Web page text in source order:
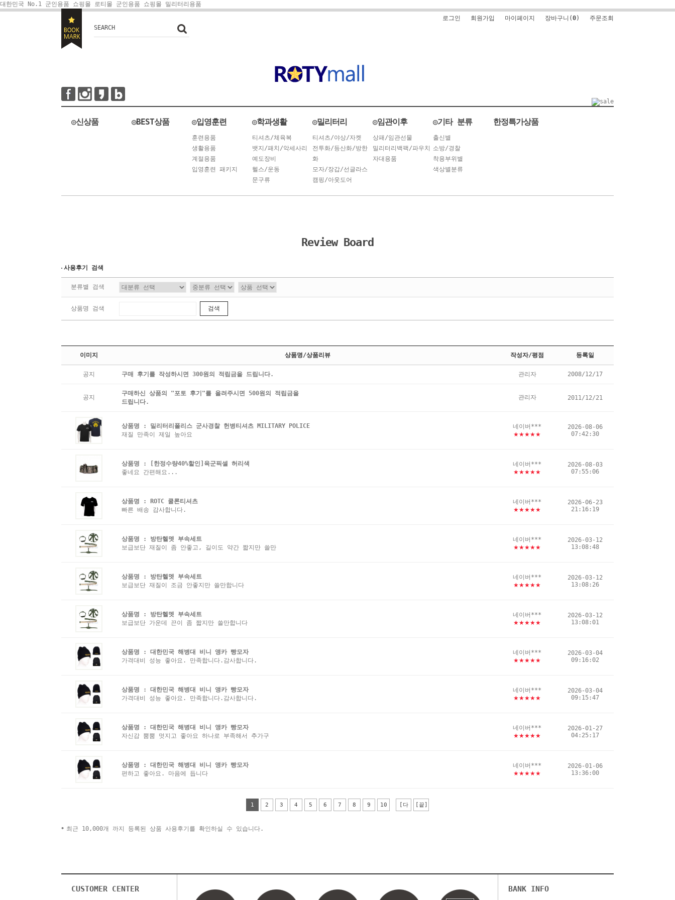
대한민국 No.1 군인용품 쇼핑몰 로티몰 군인용품 쇼핑몰 밀리터리용품
SEARCH
로그인 회원가입 마이페이지 장바구니(0) 주문조회
◎신상품 ◎BEST상품 ◎입영훈련
훈련용품
생활용품
계절용품
입영훈련 패키지
◎학과생활
티셔츠/체육복
뱃지/패치/악세사리
예도장비
헬스/운동
문구류
◎밀리터리
티셔츠/야상/자켓
전투화/등산화/방한
화
모자/장갑/선글라스
캠핑/아웃도어
◎임관이후
상패/임관선물
밀리터리백팩/파우치
자대용품
◎기타 분류
출신별
소방/경찰
착용부위별
색상별분류
한정특가상품
Review Board
사용후기 검색
분류별 검색
상품명 검색 검색
이미지 상품명/상품리뷰 작성자/평점 등록일
공지 구매 후기를 작성하시면 300원의 적립금을 드립니다. 관리자 2008/12/17
공지
구매하신 상품의 "포토 후기"를 올려주시면 500원의 적립금을
드립니다.
관리자 2011/12/21
상품명 : 밀리터리폴리스 군사경찰 헌병티셔츠 MILITARY POLICE
재질 만족이 제일 높아요
네이버***
★★★★★
2026-08-06
07:42:30
상품명 :
[한정수량40%할인]육군픽셀 허리색
좋네요 간편해요...
네이버***
★★★★★
2026-08-03
07:55:06
상품명 :
ROTC 쿨론티셔츠
빠른 배송 감사합니다.
네이버***
★★★★★
2026-06-23
21:16:19
상품명 : 방탄헬멧 부속세트
보급보단 재질이 좀 안좋고, 길이도 약간 짧지만 쓸만
네이버***
★★★★★
2026-03-12
13:08:48
상품명 : 방탄헬멧 부속세트
보급보단 재질이 조금 안좋지만 쓸만합니다
네이버***
★★★★★
2026-03-12
13:08:26
상품명 : 방탄헬멧 부속세트
보급보단 가운데 끈이 좀 짧지만 쓸만합니다
네이버***
★★★★★
2026-03-12
13:08:01
상품명 : 대한민국 해병대 비니 앵카 빵모자
가격대비 성능 좋아요. 만족합니다.감사합니다.
네이버***
★★★★★
2026-03-04
09:16:02
상품명 : 대한민국 해병대 비니 앵카 빵모자
가격대비 성능 좋아요. 만족합니다.감사합니다.
네이버***
★★★★★
2026-03-04
09:15:47
상품명 : 대한민국 해병대 비니 앵카 빵모자
자신감 뿜뿜 멋지고 좋아요 하나로 부족해서 추가구
네이버***
★★★★★
2026-01-27
04:25:17
상품명 : 대한민국 해병대 비니 앵카 빵모자
편하고 좋아요. 마음에 듭니다
네이버***
★★★★★
2026-01-06
13:36:00
1 2 3 4 5 6 7 8 9 10
[다
[끝]
최근 10,000개 까지 등록된 상품 사용후기를 확인하실 수 있습니다.
CUSTOMER CENTER BANK INFO